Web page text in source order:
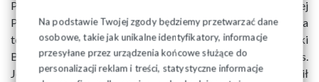
Na podstawie Twojej zgody będziemy przetwarzać dane
osobowe, takie jak unikalne identyfikatory, informacje
przesyłane przez urządzenia końcowe służące do
personalizacji reklam i treści, statystyczne informacje
Podlaski został wyróżniony organizacją corocznej
Pielgrzymki Ludzi Pracy na Jasną Górę. Po parafiach na
terenie Regionu Podlaskiego peregrynuje obraz Matki
Boskiej Robotników i Solidarności wraz relikwiami bł. ks.
Jerzego i miniaturą Krzyża Nowohuckiego. Zarząd omówił